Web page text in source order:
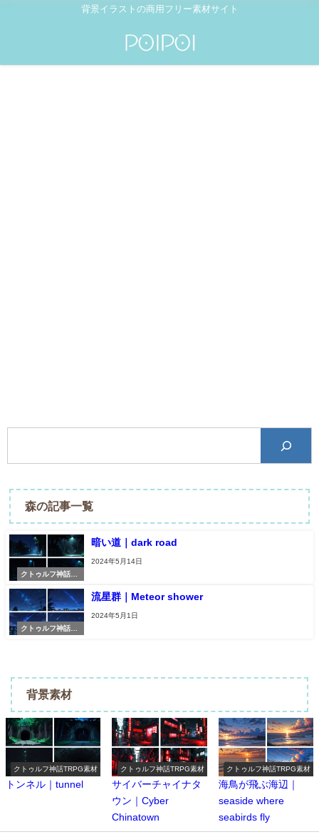
背景イラストの商用フリー素材サイト
森の記事一覧
クトゥルフ神話TR
暗い道｜dark road
2024年5月14日
クトゥルフ神話TR
流星群｜Meteor shower
2024年5月1日
背景素材
クトゥルフ神話TRPG素材
トンネル｜tunnel
クトゥルフ神話TRPG素材
サイバーチャイナタ
ウン｜Cyber ​​
Chinatown
クトゥルフ神話TRPG素材
海鳥が飛ぶ海辺｜
seaside where
seabirds fly